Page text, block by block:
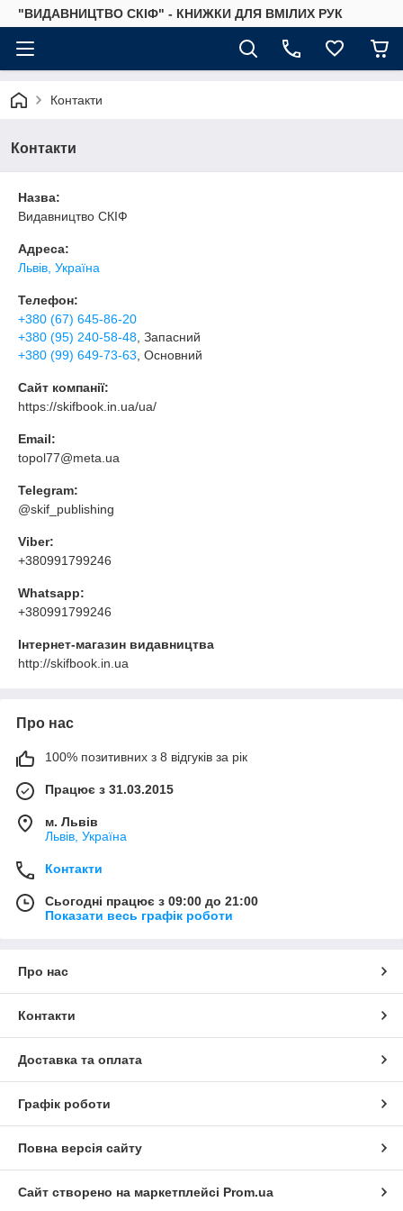
"ВИДАВНИЦТВО СКІФ" - КНИЖКИ ДЛЯ ВМІЛИХ РУК
Контакти
Контакти
Назва:
Видавництво СКІФ
Адреса:
Львів, Україна
Телефон:
+380 (67) 645-86-20
+380 (95) 240-58-48 , Запасний
+380 (99) 649-73-63 , Основний
Сайт компанії:
https://skifbook.in.ua/ua/
Email:
topol77@meta.ua
Telegram:
@skif_publishing
Viber:
+380991799246
Whatsapp:
+380991799246
Інтернет-магазин видавництва
http://skifbook.in.ua
Про нас
100% позитивних з 8 відгуків за рік
Працює з 31.03.2015
м. Львів
Львів, Україна
Контакти
Сьогодні працює з 09:00 до 21:00
Показати весь графік роботи
Про нас
Контакти
Доставка та оплата
Графік роботи
Повна версія сайту
Сайт створено на маркетплейсі Prom.ua